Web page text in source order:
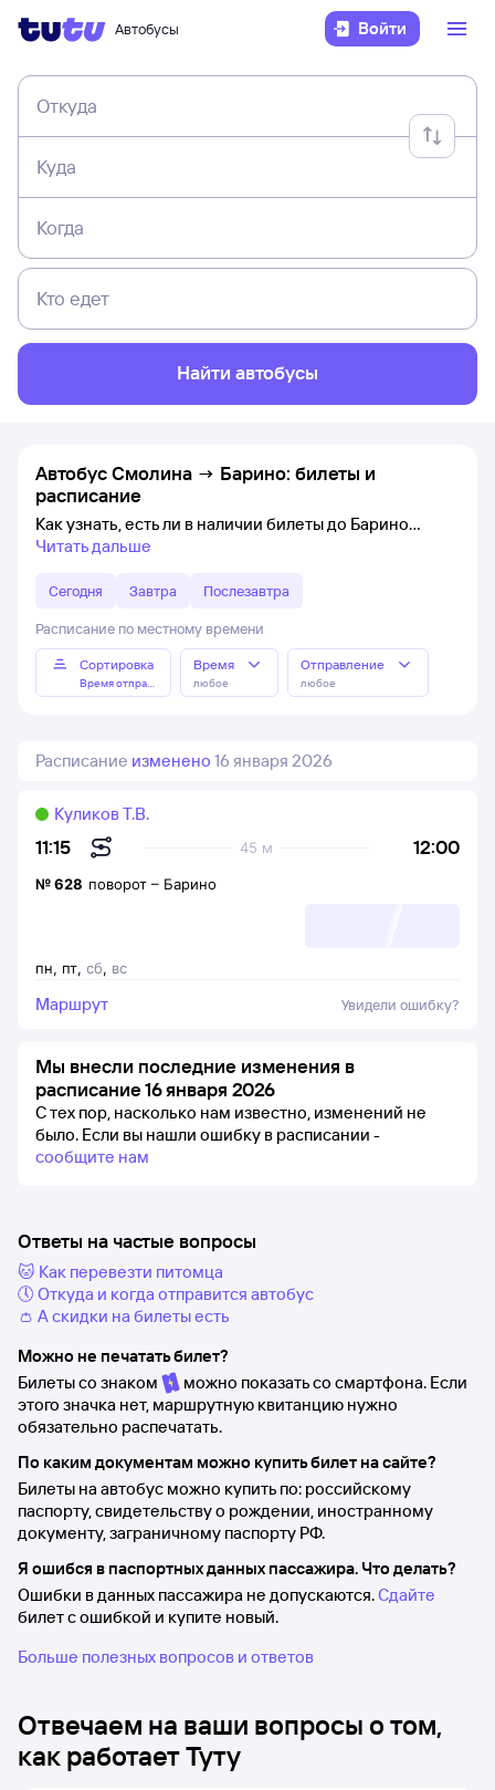
Автобусы Войти
Откуда
Куда
Когда
Кто едет
Найти автобусы
Автобус Смолина → Барино: билеты и
расписание
Как узнать, есть ли в наличии билеты до Барино
Читать дальше
Сегодня Завтра Послезавтра
Расписание по местному времени
Сортировка
Время отправления
Время
любое
Отправление
любое
Расписание изменено 16 января 2026
11:15 12:00
45 м
Куликов Т.В.
пн, пт, сб, вс
№628 поворот – Барино
Маршрут Увидели ошибку?
Мы внесли последние изменения в
расписание 16 января 2026
С тех пор, насколько нам известно, изменений не
было. Если вы нашли ошибку в расписании -
сообщите нам
Ответы на частые вопросы
🐱 Как перевезти питомца
🕔 Откуда и когда отправится автобус
👛 А скидки на билеты есть
Можно не печатать билет?
Билеты со знаком
можно показать со смартфона. Если
этого значка нет, маршрутную квитанцию нужно
обязательно распечатать.
По каким документам можно купить билет на сайте?
Билеты на автобус можно купить по: российскому
паспорту, свидетельству о рождении, иностранному
документу, заграничному паспорту РФ.
Я ошибся в паспортных данных пассажира. Что делать?
Ошибки в данных пассажира не допускаются.Сдайте
билет с ошибкой и купите новый.
Больше полезных вопросов и ответов
Отвечаем на ваши вопросы о том,
как работает Туту